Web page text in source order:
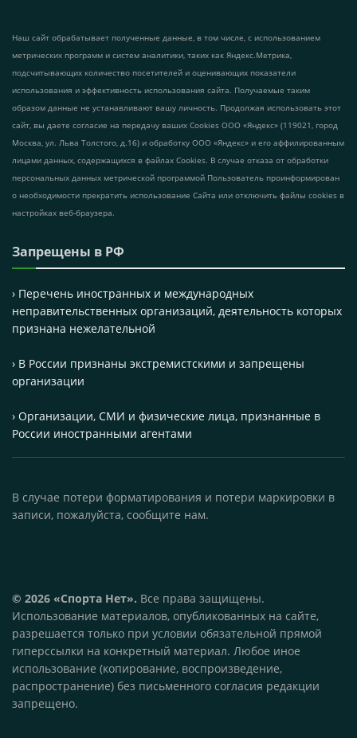
Наш сайт обрабатывает полученные данные, в том числе, с использованием
метрических программ и систем аналитики, таких как Яндекс.Метрика,
подсчитывающих количество посетителей и оценивающих показатели
использования и эффективность использования сайта. Получаемые таким
образом данные не устанавливают вашу личность. Продолжая использовать этот
сайт, вы даете согласие на передачу ваших Cookies ООО «Яндекс» (119021, город
Москва, ул. Льва Толстого, д.16) и обработку ООО «Яндекс» и его аффилированным
лицами данных, содержащихся в файлах Cookies. В случае отказа от обработки
персональных данных метрической программой Пользователь проинформирован
о необходимости прекратить использование Сайта или отключить файлы cookies в
настройках веб-браузера.
Запрещены в РФ
› Перечень иностранных и международных
неправительственных организаций, деятельность которых
признана нежелательной
› В России признаны экстремистскими и запрещены
организации
› Организации, СМИ и физические лица, признанные в
России иностранными агентами
В случае потери форматирования и потери маркировки в
записи, пожалуйста, сообщите нам.
© 2026 «Спорта Нет». Все права защищены.
Использование материалов, опубликованных на сайте,
разрешается только при условии обязательной прямой
гиперссылки на конкретный материал. Любое иное
использование (копирование, воспроизведение,
распространение) без письменного согласия редакции
запрещено.